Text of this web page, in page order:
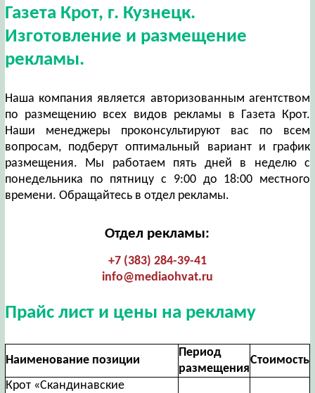
Газета Крот, г. Кузнецк.
Изготовление и размещение
рекламы.
Наша компания является авторизованным агентством
по размещению всех видов рекламы в Газета Крот.
Наши менеджеры проконсультируют вас по всем
вопросам, подберут оптимальный вариант и график
размещения. Мы работаем пять дней в неделю с
понедельника по пятницу с 9:00 до 18:00 местного
времени. Обращайтесь в отдел рекламы.
Отдел рекламы:
+7 (383) 284-39-41
info@mediaohvat.ru
Прайс лист и цены на рекламу
Наименование позиции
Период
размещения
Стоимость
Крот «Скандинавские